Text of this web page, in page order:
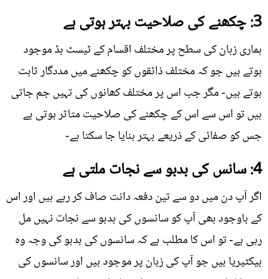
3: چکھنے کی صلاحیت بہتر ہوتی ہے
ہماری زبان کی سطح پر مختلف اقسام کے ٹیسٹ بڈ موجود
ہوتے ہیں جو کہ مختلف ذائقوں کو چکھنے میں مددگار ثابت
ہوتے ہیں- مگر جب اس پر مختلف کھانوں کی تہیں جم جاتی
ہیں تو اس سے اس کے چکھنے کی صلاحیت متاثر ہوتی ہے
جس کو صفائی کے ذریعے بہتر بنایا جا سکتا ہے-
4: سانس کی بدبو سے نجات ملتی ہے
اگر آپ دن میں دو سے تین دفعہ دانت صاف کر رہے ہیں اور اس
کے باوجود بھی آپ کو سانسوں کی بدبو سے نجات نہیں مل
رہی ہے- تو اس کا مطلب ہے کہ سانسوں کی بدبو کی وجہ وہ
بیکٹیریا ہیں جو آپ کی زبان پر موجود ہیں اور سانسوں کی